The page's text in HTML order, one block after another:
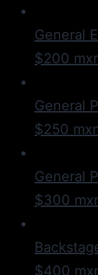
General
$200
General
$250
General
$300
$400